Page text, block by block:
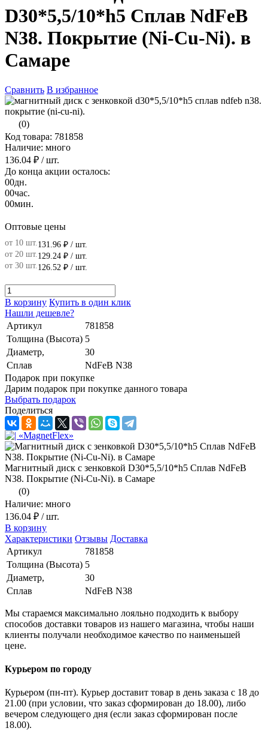
D30*5,5/10*h5 Сплав NdFeB
N38. Покрытие (Ni-Cu-Ni). в
Самаре
Сравнить В избранное
(0)
Код товара: 781858
Наличие: много
136.04 ₽ / шт.
До конца акции осталось:
00дн.
00час.
00мин.
Оптовые цены
от 10 шт. 131.96 ₽ / шт.
от 20 шт. 129.24 ₽ / шт.
от 30 шт. 126.52 ₽ / шт.
В корзину Купить в один клик
Нашли дешевле?
Артикул
781858
Толщина (Высота) 5
Диаметр,
30
Сплав
NdFeB N38
Подарок при покупке
Дарим подарок при покупке данного товара
Выбрать подарок
Поделиться
Магнитный диск с зенковкой D30*5,5/10*h5 Сплав NdFeB
N38. Покрытие (Ni-Cu-Ni). в Самаре
(0)
Наличие: много
136.04 ₽ / шт.
В корзину
Характеристики Отзывы Доставка
Артикул
781858
Толщина (Высота) 5
Диаметр,
30
Сплав
NdFeB N38
Мы стараемся максимально лояльно подходить к выбору
способов доставки товаров из нашего магазина, чтобы наши
клиенты получали необходимое качество по наименьшей
цене.
Курьером по городу
Курьером (пн-пт). Курьер доставит товар в день заказа с 18 до
21.00 (при условии, что заказ сформирован до 18.00), либо
вечером следующего дня (если заказ сформирован после
18.00).